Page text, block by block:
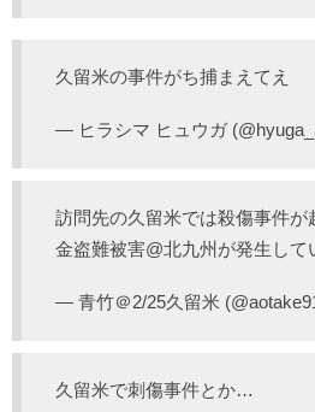
久留米の事件がち捕まえてえ
— ヒラシマ ヒュウガ
訪問先の久留米では殺傷事件が
金盗難被害@北九州が発生して
— 青竹＠2/25久留米
久留米で刺傷事件とか…